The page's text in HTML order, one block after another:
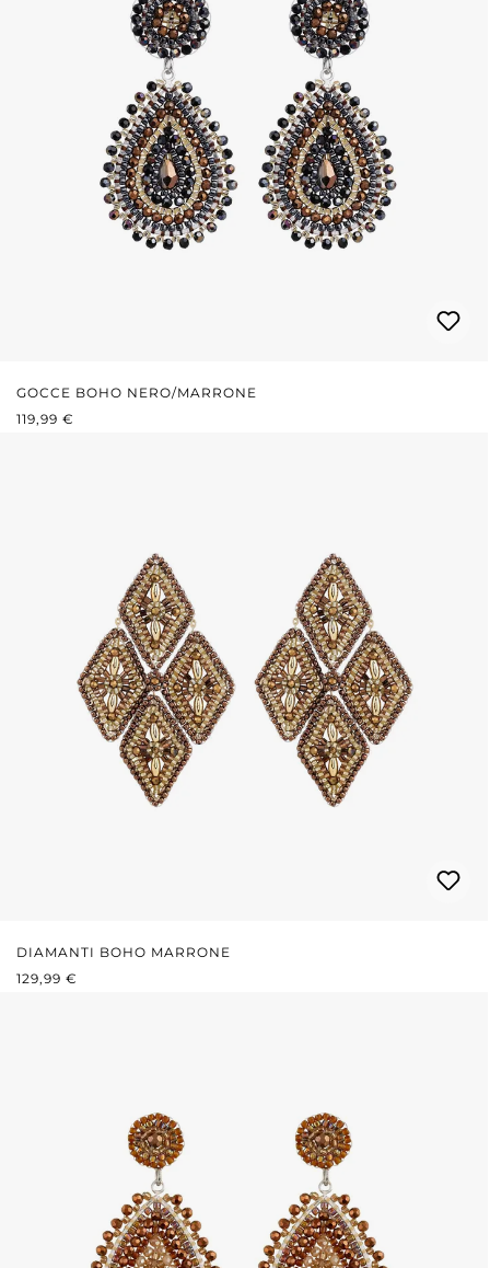
GOCCE BOHO NERO/MARRONE
PREZZO NORMALE:
119,99 €
DIAMANTI BOHO MARRONE
PREZZO NORMALE:
129,99 €